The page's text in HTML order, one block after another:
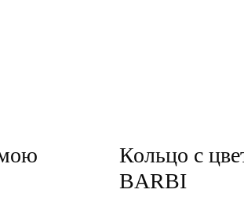
Кольцо с
BARBI